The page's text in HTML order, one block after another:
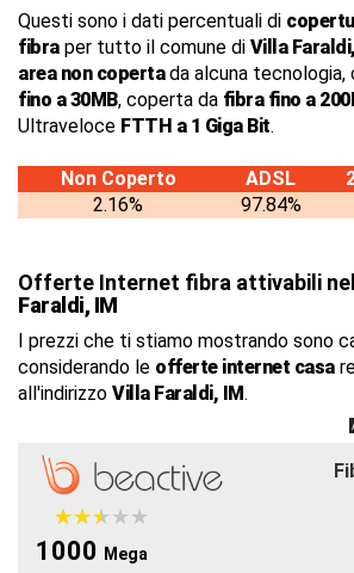
Questi sono i dati percentuali di
fibraper tutto il comune di Villa
area non copertada alcuna tecnologia,
fino a 30MB, coperta da fibra fino a
Ultraveloce FTTH a 1 Giga Bit.
Non Coperto ADSL
2.16%
97.84%
Offerte Internet fibra attivabili
Faraldi, IM
I prezzi che ti stiamo mostrando sono
considerando le offerte internet casa
all'indirizzo Villa Faraldi, IM.
★★★★★
★★★★★
1000 Mega